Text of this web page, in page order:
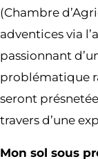
(Chambre
adventices via
passionnant
problématique
seront
travers d’une
Mon sol sous